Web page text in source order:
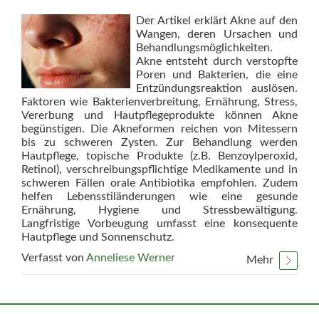
Der Artikel erklärt Akne auf den
Wangen, deren Ursachen und
Behandlungsmöglichkeiten.
Akne entsteht durch verstopfte
Poren und Bakterien, die eine
Entzündungsreaktion auslösen.
Faktoren wie Bakterienverbreitung, Ernährung, Stress,
Vererbung und Hautpflegeprodukte können Akne
begünstigen. Die Akneformen reichen von Mitessern
bis zu schweren Zysten. Zur Behandlung werden
Hautpflege, topische Produkte (z.B. Benzoylperoxid,
Retinol), verschreibungspflichtige Medikamente und in
schweren Fällen orale Antibiotika empfohlen. Zudem
helfen Lebensstiländerungen wie eine gesunde
Ernährung, Hygiene und Stressbewältigung.
Langfristige Vorbeugung umfasst eine konsequente
Hautpflege und Sonnenschutz.
Verfasst von Anneliese Werner Mehr